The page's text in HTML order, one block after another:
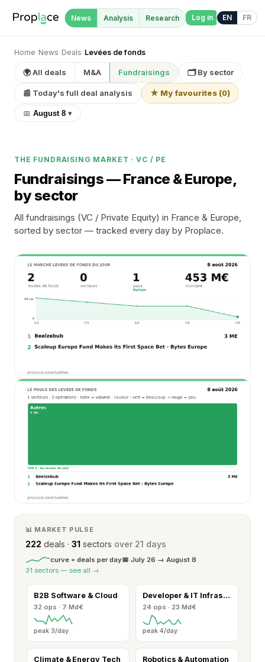
News Analysis Research Log in EN FR
Home› News› Deals› Levées de fonds
🌍 All deals M&A Fundraisings 🗂 By sector
📰 Today's full deal analysis ★ My favourites (0)
📅 August 8 ▾
THE FUNDRAISING MARKET · VC / PE
Fundraisings— France & Europe,
by sector
All fundraisings (VC / Private Equity) in France & Europe,
sorted by sector — tracked every day by Proplace.
📊 MARKET PULSE
222 deals · 31 sectors over 21 days
curve = deals per day📅 July 26 → August 8
31 sectors — see all →
B2B Software & Cloud
32 ops · 7 Md€
peak 3/day
Developer & IT Infrastructure
24 ops · 23 Md€
peak 4/day
Climate & Energy Tech Robotics & Automation